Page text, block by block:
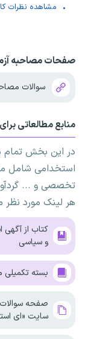
مشاهده نظرات
صفحات مصاحبه
سوالات
منابع مطالعاتی
در این بخش تمام
استخدامی شامل
تخصصی و ...
هر لینک مورد نظر
کتاب از
و سیاسی
بسته
صفحه سوالات
سایت «ای